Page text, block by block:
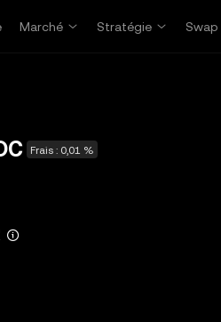
Marché Stratégie Swap
Frais : 0,01 %